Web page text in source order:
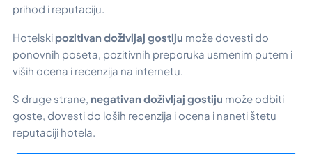
prihod i reputaciju.
Hotelski pozitivan doživljaj gostiju može dovesti do
ponovnih poseta, pozitivnih preporuka usmenim putem i
viših ocena i recenzija na internetu.
S druge strane, negativan doživljaj gostiju može odbiti
goste, dovesti do loših recenzija i ocena i naneti štetu
reputaciji hotela.